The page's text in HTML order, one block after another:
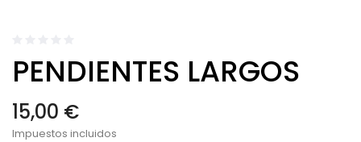
PENDIENTES LARGOS
15,00 €
Impuestos incluidos